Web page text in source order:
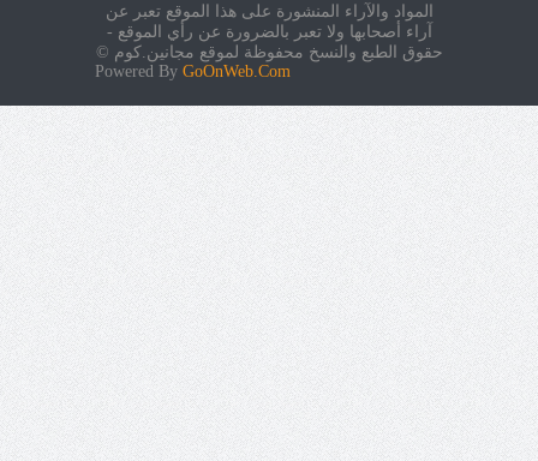
المواد والآراء المنشورة على هذا الموقع تعبر عن
آراء أصحابها ولا تعبر بالضرورة عن رأي الموقع -
حقوق الطبع والنسخ محفوظة لموقع مجانين.كوم ©
Powered By GoOnWeb.Com